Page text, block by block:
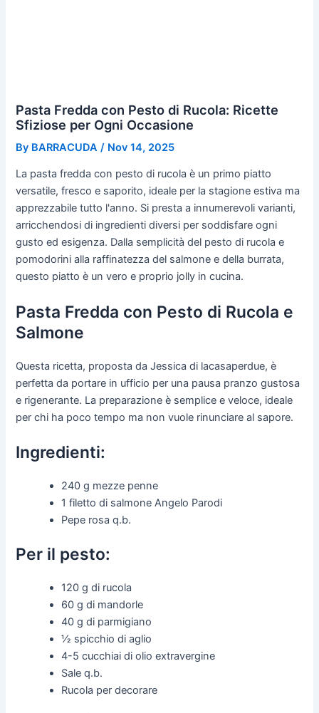
Pasta Fredda con Pesto di Rucola: Ricette
Sfiziose per Ogni Occasione
By BARRACUDA / Nov 14, 2025
La pasta fredda con pesto di rucola è un primo piatto
versatile, fresco e saporito, ideale per la stagione estiva ma
apprezzabile tutto l'anno. Si presta a innumerevoli varianti,
arricchendosi di ingredienti diversi per soddisfare ogni
gusto ed esigenza. Dalla semplicità del pesto di rucola e
pomodorini alla raffinatezza del salmone e della burrata,
questo piatto è un vero e proprio jolly in cucina.
Pasta Fredda con Pesto di Rucola e
Salmone
Questa ricetta, proposta da Jessica di lacasaperdue, è
perfetta da portare in ufficio per una pausa pranzo gustosa
e rigenerante. La preparazione è semplice e veloce, ideale
per chi ha poco tempo ma non vuole rinunciare al sapore.
Ingredienti:
240 g mezze penne
1 filetto di salmone Angelo Parodi
Pepe rosa q.b.
Per il pesto:
120 g di rucola
60 g di mandorle
40 g di parmigiano
½ spicchio di aglio
4-5 cucchiai di olio extravergine
Sale q.b.
Rucola per decorare